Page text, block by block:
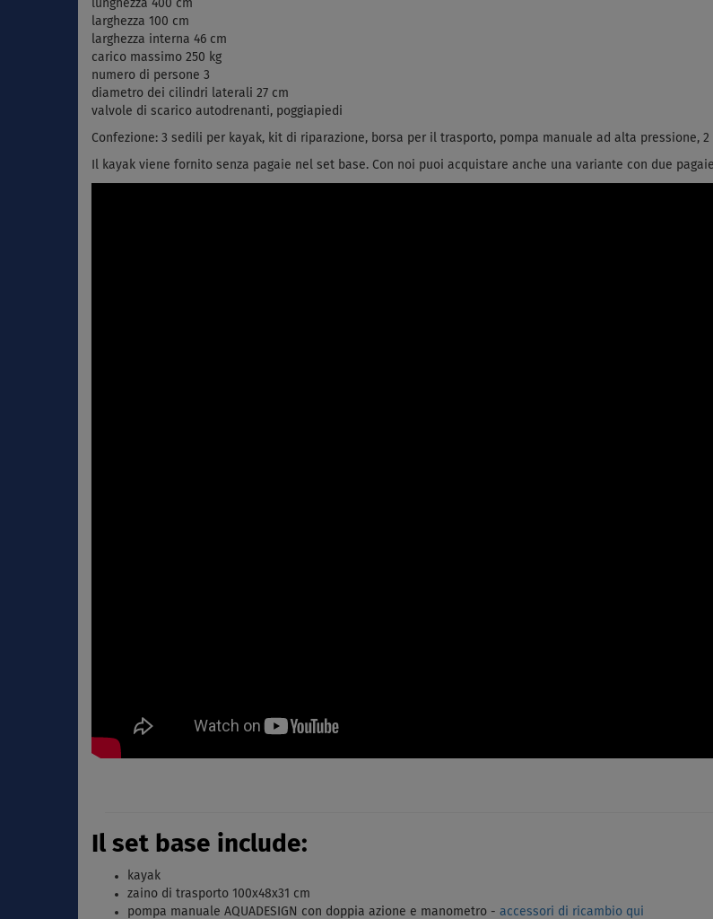
lunghezza 400 cm
larghezza 100 cm
larghezza interna 46 cm
carico massimo 250 kg
numero di persone 3
diametro dei cilindri laterali 27 cm
valvole di scarico autodrenanti, poggiapiedi
Confezione: 3 sedili per kayak, kit di riparazione, borsa per il trasporto, pompa manuale ad alta pressione,
Il kayak viene fornito senza pagaie nel set base. Con noi puoi acquistare anche una variante con due
Il set base include:
kayak
zaino di trasporto 100x48x31 cm
pompa manuale AQUADESIGN con doppia azione e manometro - accessori di ricambio qui